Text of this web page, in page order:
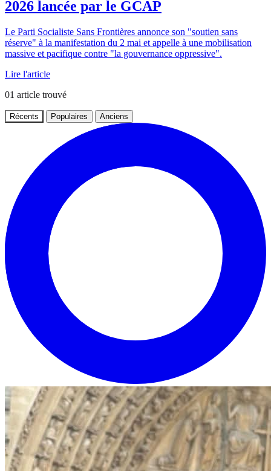
2026 lancée par le GCAP
Le Parti Socialiste Sans Frontières annonce son "soutien sans
réserve" à la manifestation du 2 mai et appelle à une mobilisation
massive et pacifique contre "la gouvernance oppressive".
Lire l'article
01 article trouvé
Récents Populaires Anciens